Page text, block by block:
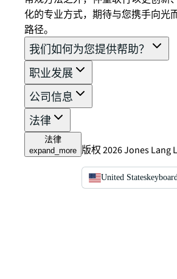
化的专业方式，期待与您携手向光
路径。
我们如何为您提供帮助？
职业发展
公司信息
法律
法律
expand_more 版权 2026 Jones Lang
United States